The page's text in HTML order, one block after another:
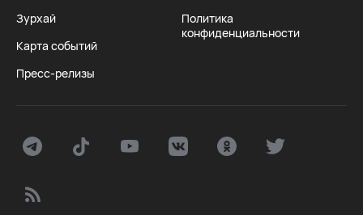
Зурхай
Карта событий
Пресс-релизы
Политика
конфиденциальности